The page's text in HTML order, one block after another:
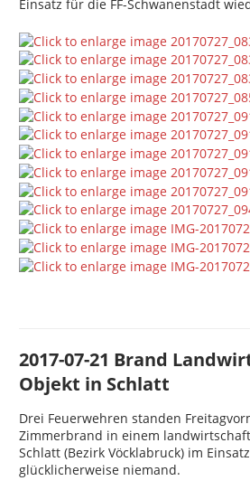
Einsatz für die FF-Schwanenstadt
2017-07-21 Brand
Objekt in Schlatt
Drei Feuerwehren standen
Zimmerbrand in einem
Schlatt (Bezirk Vöcklabruck) im
glücklicherweise niemand.